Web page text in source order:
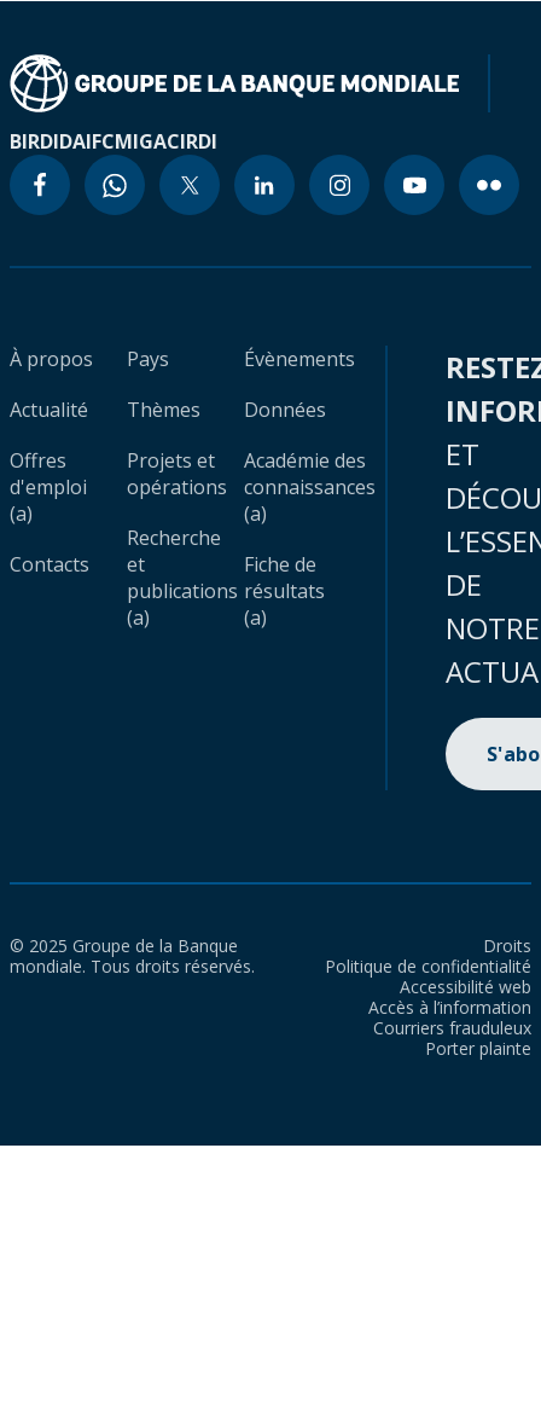
BIRDIDAIFCMIGACIRDI
À propos
Actualité
Offres
d'emploi
(a)
Contacts
Pays
Thèmes
Projets et
opérations
Recherche
et
publications
(a)
Évènements
Données
Académie des
connaissances
(a)
Fiche de
résultats
(a)
ET
DE
NOTRE
© 2025 Groupe de la Banque
mondiale. Tous droits réservés.
Droits
Politique de confidentialité
Accessibilité web
Accès à l’information
Courriers frauduleux
Porter plainte